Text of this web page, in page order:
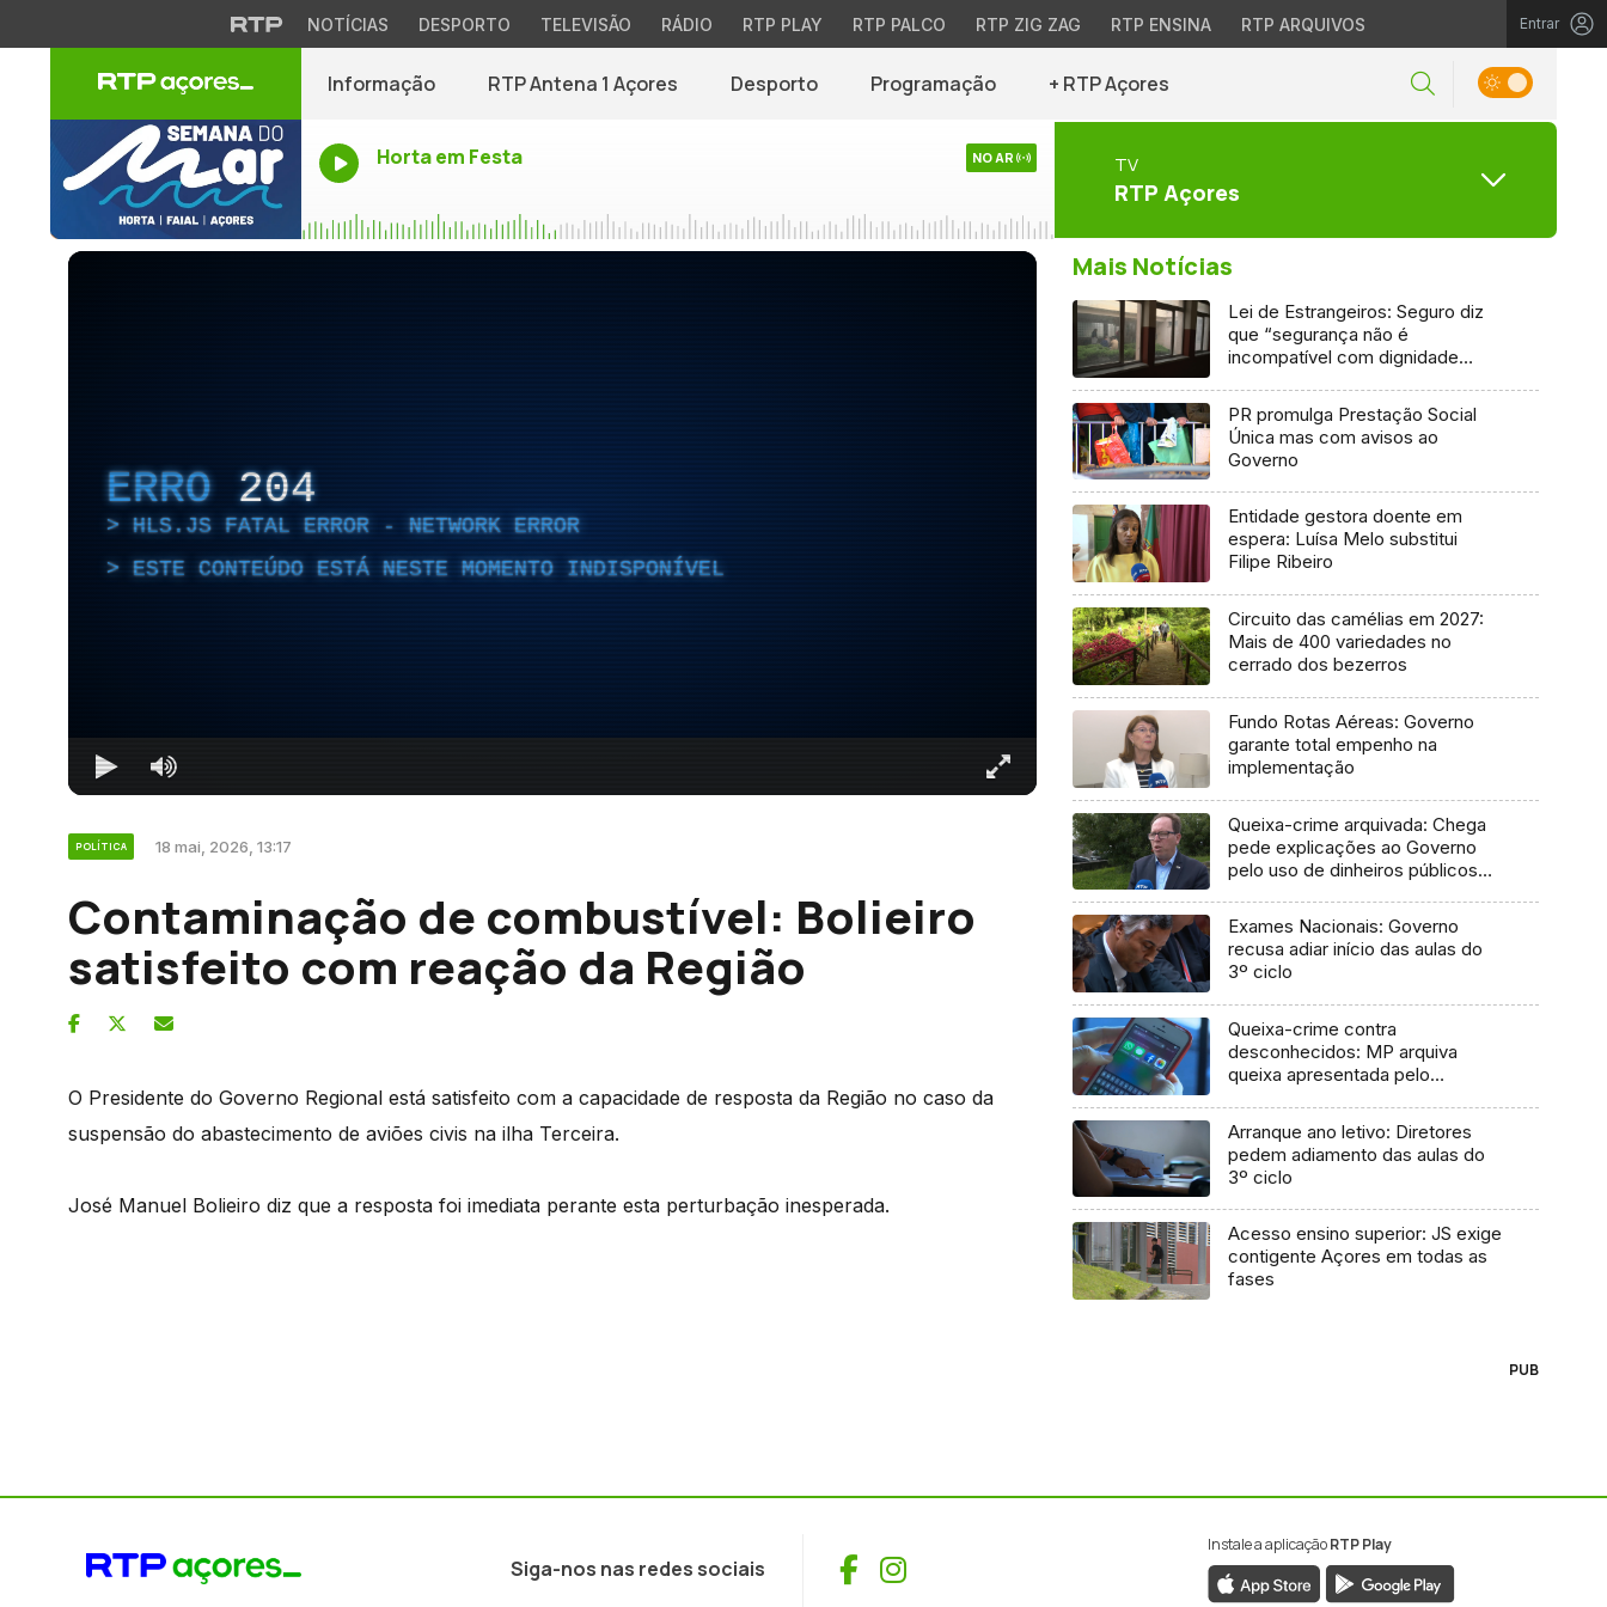
NOTÍCIAS DESPORTO TELEVISÃO RÁDIO RTP PLAY RTP PALCO RTP ZIG ZAG RTP ENSINA RTP ARQUIVOS Entrar
Informação RTP Antena 1 Açores Desporto Programação + RTP Açores
Horta em Festa NO AR TV
RTP Açores
ERRO 204
HLS.JS FATAL ERROR - NETWORK ERROR
ESTE CONTEÚDO ESTÁ NESTE MOMENTO INDISPONÍVEL
POLÍTICA 18 mai, 2026, 13:17
Contaminação de combustível: Bolieiro
satisfeito com reação da Região
O Presidente do Governo Regional está satisfeito com a capacidade de resposta da Região no caso da
suspensão do abastecimento de aviões civis na ilha Terceira.
José Manuel Bolieiro diz que a resposta foi imediata perante esta perturbação inesperada.
Mais Notícias
Lei de Estrangeiros: Seguro diz
que “segurança não é
incompatível com dignidade
PR promulga Prestação Social
Única mas com avisos ao
Governo
Entidade gestora doente em
espera: Luísa Melo substitui
Filipe Ribeiro
Circuito das camélias em 2027:
Mais de 400 variedades no
cerrado dos bezerros
Fundo Rotas Aéreas: Governo
garante total empenho na
implementação
Queixa-crime arquivada: Chega
pede explicações ao Governo
pelo uso de dinheiros públicos
Exames Nacionais: Governo
recusa adiar início das aulas do
3º ciclo
Queixa-crime contra
desconhecidos: MP arquiva
queixa apresentada pelo
Arranque ano letivo: Diretores
pedem adiamento das aulas do
3º ciclo
Acesso ensino superior: JS exige
contigente Açores em todas as
fases
PUB
Siga-nos nas redes sociais Facebook
Instagram
Instale a aplicaçãoRTP Play